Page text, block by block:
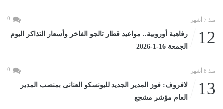
منذ 7 أشهر 0
12
رفاهية أوروبية.. مواعيد قطار تالجو الفاخر وأسعار التذاكر اليوم
الجمعة 16-1-2026
منذ 8 أشهر 0
13
لافروف: فوز المدير الجديد لليونسكو العنانى بمنصب المدير
العام مؤشر مشجع